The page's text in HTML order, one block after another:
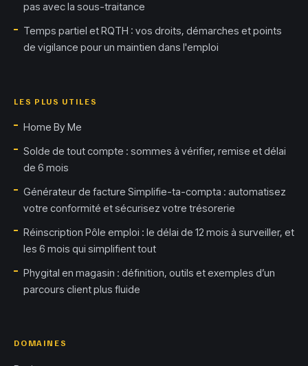
pas avec la sous-traitance
Temps partiel et RQTH : vos droits, démarches et points
de vigilance pour un maintien dans l'emploi
LES PLUS UTILES
Home By Me
Solde de tout compte : sommes à vérifier, remise et délai
de 6 mois
Générateur de facture Simplifie-ta-compta : automatisez
votre conformité et sécurisez votre trésorerie
Réinscription Pôle emploi : le délai de 12 mois à surveiller, et
les 6 mois qui simplifient tout
Phygital en magasin : définition, outils et exemples d’un
parcours client plus fluide
DOMAINES